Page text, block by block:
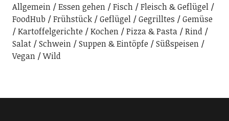
Allgemein Essen gehen Fisch
Fleisch & Geflügel
FoodHub
Frühstück Geflügel Gegrilltes
Gemüse
Kartoffelgerichte
Kochen Pizza & Pasta
Rind
Salat
Schwein Suppen & Eintöpfe
Süßspeisen
Vegan
Wild